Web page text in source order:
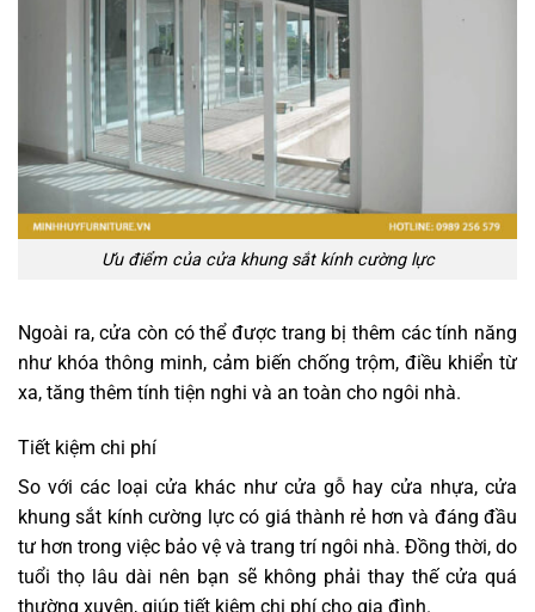
Ưu điểm của cửa khung sắt kính cường lực
Ngoài ra, cửa còn có thể được trang bị thêm các tính năng
như khóa thông minh, cảm biến chống trộm, điều khiển từ
xa, tăng thêm tính tiện nghi và an toàn cho ngôi nhà.
Tiết kiệm chi phí
So với các loại cửa khác như cửa gỗ hay cửa nhựa, cửa
khung sắt kính cường lực có giá thành rẻ hơn và đáng đầu
tư hơn trong việc bảo vệ và trang trí ngôi nhà. Đồng thời, do
tuổi thọ lâu dài nên bạn sẽ không phải thay thế cửa quá
thường xuyên, giúp tiết kiệm chi phí cho gia đình.